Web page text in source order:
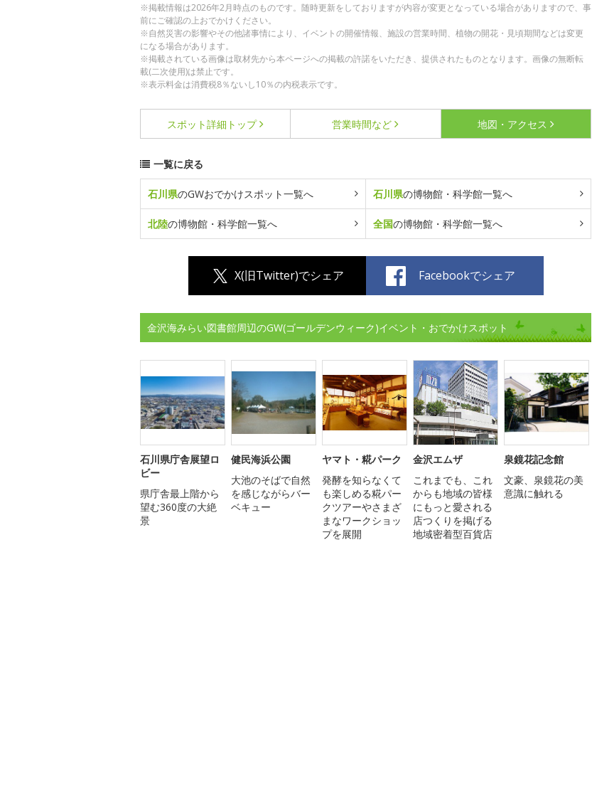
※掲載情報は2026年2月時点のものです。随時更新をしておりますが内容が変更となっている場合がありますので、事
前にご確認の上おでかけください。
※自然災害の影響やその他諸事情により、イベントの開催情報、施設の営業時間、植物の開花・見頃期間などは変更
になる場合があります。
※掲載されている画像は取材先から本ページへの掲載の許諾をいただき、提供されたものとなります。画像の無断転
載(二次使用)は禁止です。
※表示料金は消費税8％ないし10％の内税表示です。
スポット詳細 トップ 営業時間など 地図・アクセス
一覧に戻る
石川県のGWおでかけスポット一覧へ 石川県の博物館・科学館一覧へ
北陸の博物館・科学館一覧へ 全国の博物館・科学館一覧へ
X(旧Twitter)でシェア Facebookでシェア
金沢海みらい図書館周辺のGW(ゴールデンウィーク)イベント・おでかけスポット
石川県庁舎展望ロ
ビー
県庁舎最上階から
望む360度の大絶
景
健民海浜公園
大池のそばで自然
を感じながらバー
ベキュー
ヤマト・糀パーク
発酵を知らなくて
も楽しめる糀パー
クツアーやさまざ
まなワークショッ
プを展開
金沢エムザ
これまでも、これ
からも地域の皆様
にもっと愛される
店つくりを掲げる
地域密着型百貨店
泉鏡花記念館
文豪、泉鏡花の美
意識に触れる